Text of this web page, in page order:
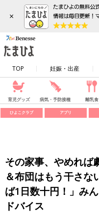
×
TOP 妊娠・出産
育児グッズ 病気・予防接種 離乳食
ひよこクラブ アプリ
その家事、やめれば
＆布団はもう干さな
ば1日数十円！」み
ドバイス